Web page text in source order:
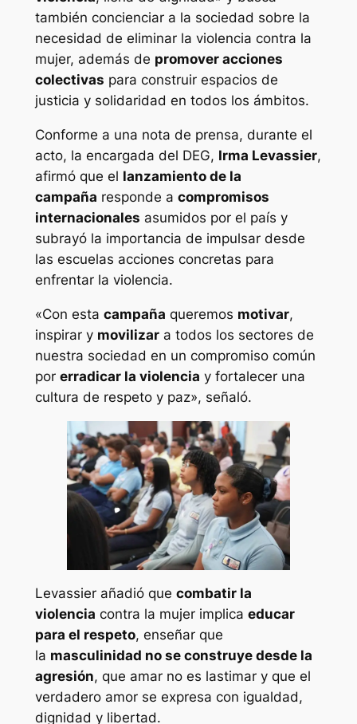
también concienciar a la sociedad sobre la
necesidad de eliminar la violencia contra la
mujer, además de promover acciones
colectivas para construir espacios de
justicia y solidaridad en todos los ámbitos.
Conforme a una nota de prensa, durante el
acto, la encargada del DEG, Irma Levassier,
afirmó que el lanzamiento de la
campaña responde a compromisos
internacionales asumidos por el país y
subrayó la importancia de impulsar desde
las escuelas acciones concretas para
enfrentar la violencia.
«Con esta campaña queremos motivar,
inspirar y movilizara todos los sectores de
nuestra sociedad en un compromiso común
por erradicar la violencia y fortalecer una
cultura de respeto y paz», señaló.
Levassier añadió que combatir la
violencia contra la mujer implica educar
para el respeto, enseñar que
la masculinidad no se construye desde la
agresión, que amar no es lastimar y que el
verdadero amor se expresa con igualdad,
dignidad y libertad.